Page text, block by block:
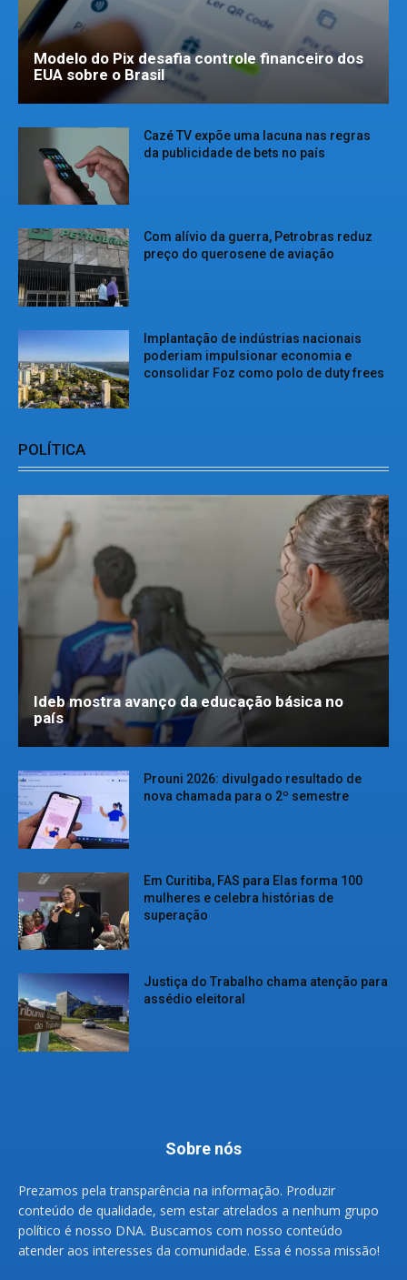
Modelo do Pix desafia controle financeiro dos
EUA sobre o Brasil
Cazé TV expõe uma lacuna nas regras
da publicidade de bets no país
Com alívio da guerra, Petrobras reduz
preço do querosene de aviação
Implantação de indústrias nacionais
poderiam impulsionar economia e
consolidar Foz como polo de duty frees
POLÍTICA
Ideb mostra avanço da educação básica no
país
Prouni 2026: divulgado resultado de
nova chamada para o 2º semestre
Em Curitiba, FAS para Elas forma 100
mulheres e celebra histórias de
superação
Justiça do Trabalho chama atenção para
assédio eleitoral
Sobre nós
Prezamos pela transparência na informação. Produzir
conteúdo de qualidade, sem estar atrelados a nenhum grupo
político é nosso DNA. Buscamos com nosso conteúdo
atender aos interesses da comunidade. Essa é nossa missão!